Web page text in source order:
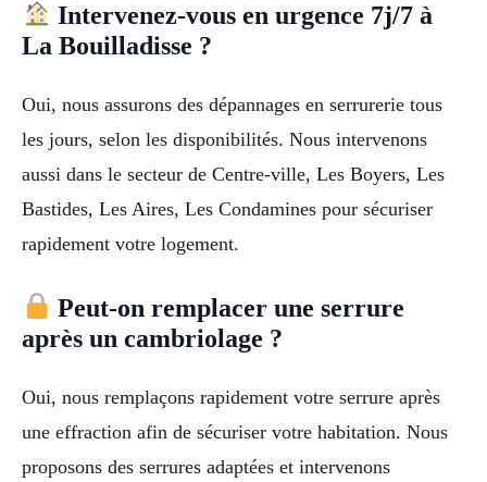
Intervenez-vous en urgence 7j/7 à
La Bouilladisse ?
Oui, nous assurons des dépannages en serrurerie tous
les jours, selon les disponibilités. Nous intervenons
aussi dans le secteur de Centre-ville, Les Boyers, Les
Bastides, Les Aires, Les Condamines pour sécuriser
rapidement votre logement.
Peut-on remplacer une serrure
après un cambriolage ?
Oui, nous remplaçons rapidement votre serrure après
une effraction afin de sécuriser votre habitation. Nous
proposons des serrures adaptées et intervenons